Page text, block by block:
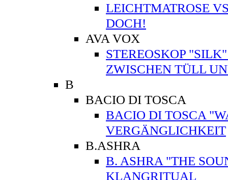
LEICHTMATROSE
DOCH!
AVA VOX
STEREOSKOP
ZWISCHEN TÜLL
B
BACIO DI TOSCA
BACIO DI TOSCA
VERGÄNGLICHKEIT
B.ASHRA
B. ASHRA "THE
KLANGRITUAL